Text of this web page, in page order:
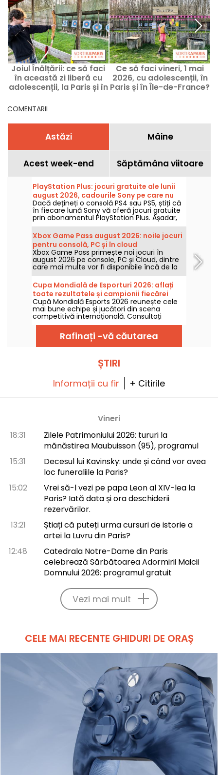
Joiul Înălțării: ce să faci
în această zi liberă cu
adolescenții, la Paris și în
Ce să faci vineri, 1 mai
2026, cu adolescenții, în
Paris și în Île-de-France?
COMENTARII
Astăzi Mâine
Acest week-end Săptămâna viitoare
PlayStation Plus: jocuri gratuite ale lunii
august 2026, cadourile Sony pe care nu
trebuie să le ratați
Dacă dețineți o consolă PS4 sau PS5, știți că
în fiecare lună Sony vă oferă jocuri gratuite
prin abonamentul PlayStation Plus. Așadar,
care sunt jocurile gratuite din august 2026?
Descoperiți selecția acestei luni.
Xbox Game Pass august 2026: noile jocuri
pentru consolă, PC și în cloud
Xbox Game Pass primește noi jocuri în
august 2026 pe console, PC și Cloud, dintre
care mai multe vor fi disponibile încă de la
lansare. Iată principalele noutăți anunțate de
Microsoft pentru abonați.
Cupa Mondială de Esporturi 2026: aflați
toate rezultatele și campionii fiecărei
finale
Cupă Mondială Esports 2026 reunește cele
mai bune echipe și jucători din scena
competitivă internațională. Consultați
rezultatele finalelor, scorurile, câștigătorii
fiecărui turneu și calendarul meciurilor
Rafinați -vă căutarea
ȘTIRI
Informații cu fir + Citirile
Vineri
18:31
Zilele Patrimoniului 2026: tururi la
mănăstirea Maubuisson (95), programul
15:31
Decesul lui Kavinsky: unde și când vor avea
loc funeraliile la Paris?
15:02
Vrei să-l vezi pe papa Leon al XIV-lea la
Paris? Iată data și ora deschiderii
rezervărilor.
13:21
Știați că puteți urma cursuri de istorie a
artei la Luvru din Paris?
12:48
Catedrala Notre-Dame din Paris
celebrează Sărbătoarea Adormirii Maicii
Domnului 2026: programul gratuit
Vezi mai mult
CELE MAI RECENTE GHIDURI DE ORAȘ